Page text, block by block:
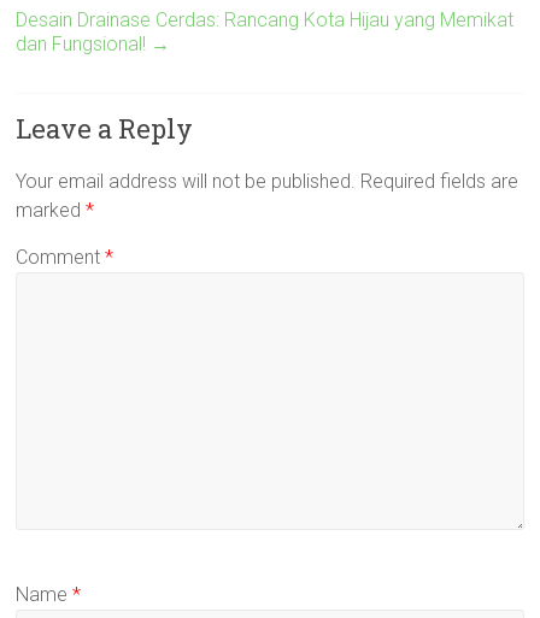
Desain Drainase Cerdas: Rancang Kota Hijau yang Memikat
dan Fungsional! →
Leave a Reply
Your email address will not be published. Required fields are
marked*
Comment*
Name*